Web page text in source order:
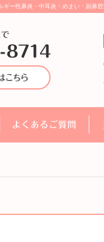
ー性鼻炎・中耳炎・めまい・副鼻